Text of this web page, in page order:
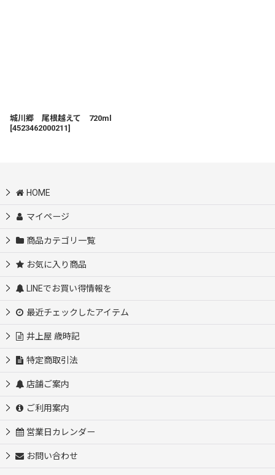
城川郷 尾根越えて 720ml
[4523462000211]
HOME
マイページ
商品カテゴリ一覧
お気に入り商品
LINEでお買い得情報を
最近チェックしたアイテム
井上屋 歳時記
特定商取引法
店舗ご案内
ご利用案内
営業日カレンダー
お問い合わせ